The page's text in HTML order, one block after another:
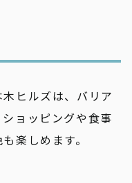
ヒルズは、バリア
ョッピングや食事
楽しめます。